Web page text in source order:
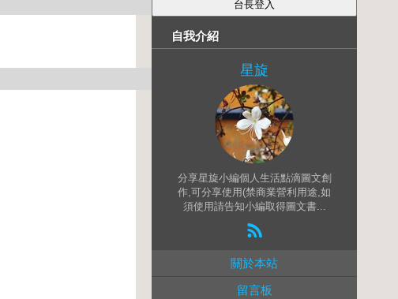
自我介紹
星旋
分享星旋小編個人生活點滴圖文創
作,可分享使用(禁商業營利用途,如
須使用請告知小編取得圖文書...
關於本站
留言板